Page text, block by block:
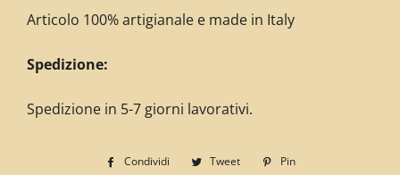
Articolo 100% artigianale e made in Italy
Spedizione:
Spedizione in 5-7 giorni lavorativi.
Condividi
CondividiTweet
Twitta
Pin